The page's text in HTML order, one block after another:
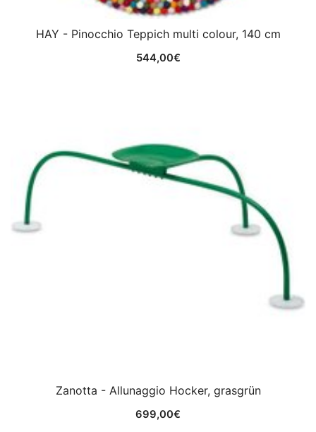
HAY - Pinocchio Teppich multi colour, 140 cm
544,00€
Zanotta - Allunaggio Hocker, grasgrün
699,00€